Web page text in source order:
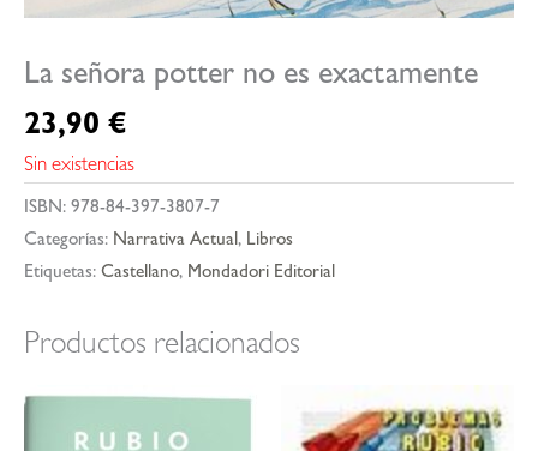
La señora potter no es exactamente
23,90 €
Sin existencias
ISBN: 978-84-397-3807-7
Categorías: Narrativa Actual, Libros
Etiquetas: Castellano, Mondadori Editorial
Productos relacionados